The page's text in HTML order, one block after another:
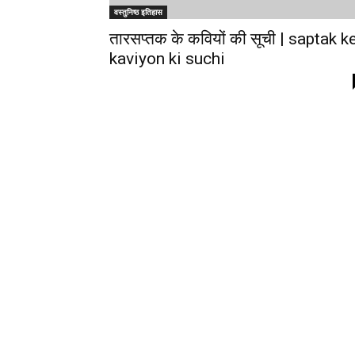
वस्तुनिष्ठ इतिहास
तारसप्तक के कवियों की सूची | saptak
kaviyon ki suchi